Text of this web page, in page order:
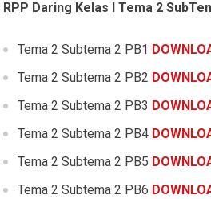
RPP Daring Kelas I Tema 2
Tema 2 Subtema 2 PB1
Tema 2 Subtema 2 PB2
Tema 2 Subtema 2 PB3
Tema 2 Subtema 2 PB4
Tema 2 Subtema 2 PB5
Tema 2 Subtema 2 PB6